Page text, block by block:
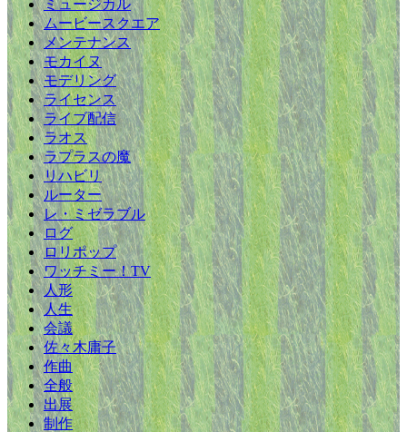
ミュージカル
ムービースクエア
メンテナンス
モカイヌ
モデリング
ライセンス
ライブ配信
ラオス
ラプラスの魔
リハビリ
ルーター
レ・ミゼラブル
ログ
ロリポップ
ワッチミー！TV
人形
人生
会議
佐々木庸子
作曲
全般
出展
制作